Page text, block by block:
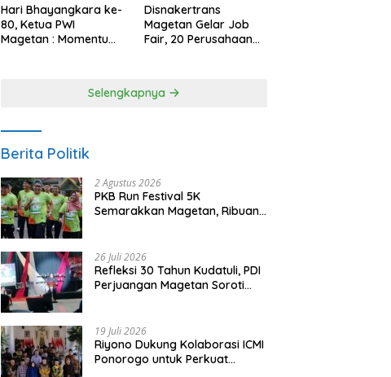
Hari Bhayangkara ke-
80, Ketua PWI
Magetan : Momentum
Disnakertrans
Magetan Gelar Job
Fair, 20 Perusahaan
Selengkapnya
Berita Politik
2 Agustus 2026
PKB Run Festival 5K
Semarakkan Magetan, Ribuan
26 Juli 2026
Refleksi 30 Tahun Kudatuli, PDI
Perjuangan Magetan Soroti
19 Juli 2026
Riyono Dukung Kolaborasi ICMI
Ponorogo untuk Perkuat